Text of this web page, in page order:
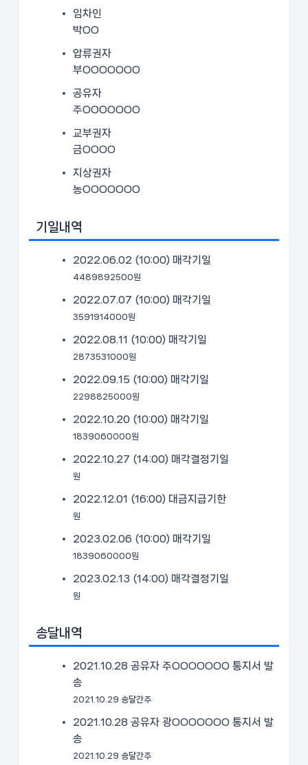
임차인
박OO
압류권자
부OOOOOOO
공유자
주OOOOOOO
교부권자
금OOOO
지상권자
농OOOOOOO
기일내역
2022.06.02 (10:00) 매각기일
4489892500원
2022.07.07 (10:00) 매각기일
3591914000원
2022.08.11 (10:00) 매각기일
2873531000원
2022.09.15 (10:00) 매각기일
2298825000원
2022.10.20 (10:00) 매각기일
1839060000원
2022.10.27 (14:00) 매각결정기일
원
2022.12.01 (16:00) 대금지급기한
원
2023.02.06 (10:00) 매각기일
1839060000원
2023.02.13 (14:00) 매각결정기일
원
송달내역
2021.10.28 공유자 주OOOOOOO 통지서 발
송
2021.10.29 송달간주
2021.10.28 공유자 광OOOOOOO 통지서 발
송
2021.10.29 송달간주